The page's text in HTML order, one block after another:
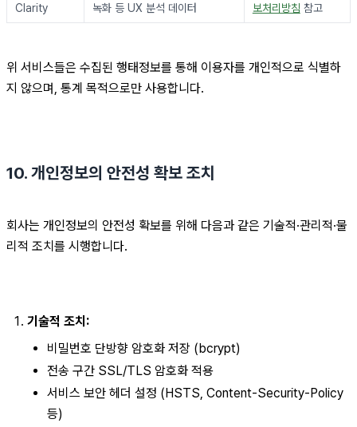
Clarity
녹화 등 UX 분석 데이터
보처리방침 참고
위 서비스들은 수집된 행태정보를 통해 이용자를 개인적으로 식별하
지 않으며, 통계 목적으로만 사용합니다.
10. 개인정보의 안전성 확보 조치
회사는 개인정보의 안전성 확보를 위해 다음과 같은 기술적·관리적·물
리적 조치를 시행합니다.
기술적 조치:
비밀번호 단방향 암호화 저장 (bcrypt)
전송 구간 SSL/TLS 암호화 적용
서비스 보안 헤더 설정 (HSTS, Content-Security-Policy
등)